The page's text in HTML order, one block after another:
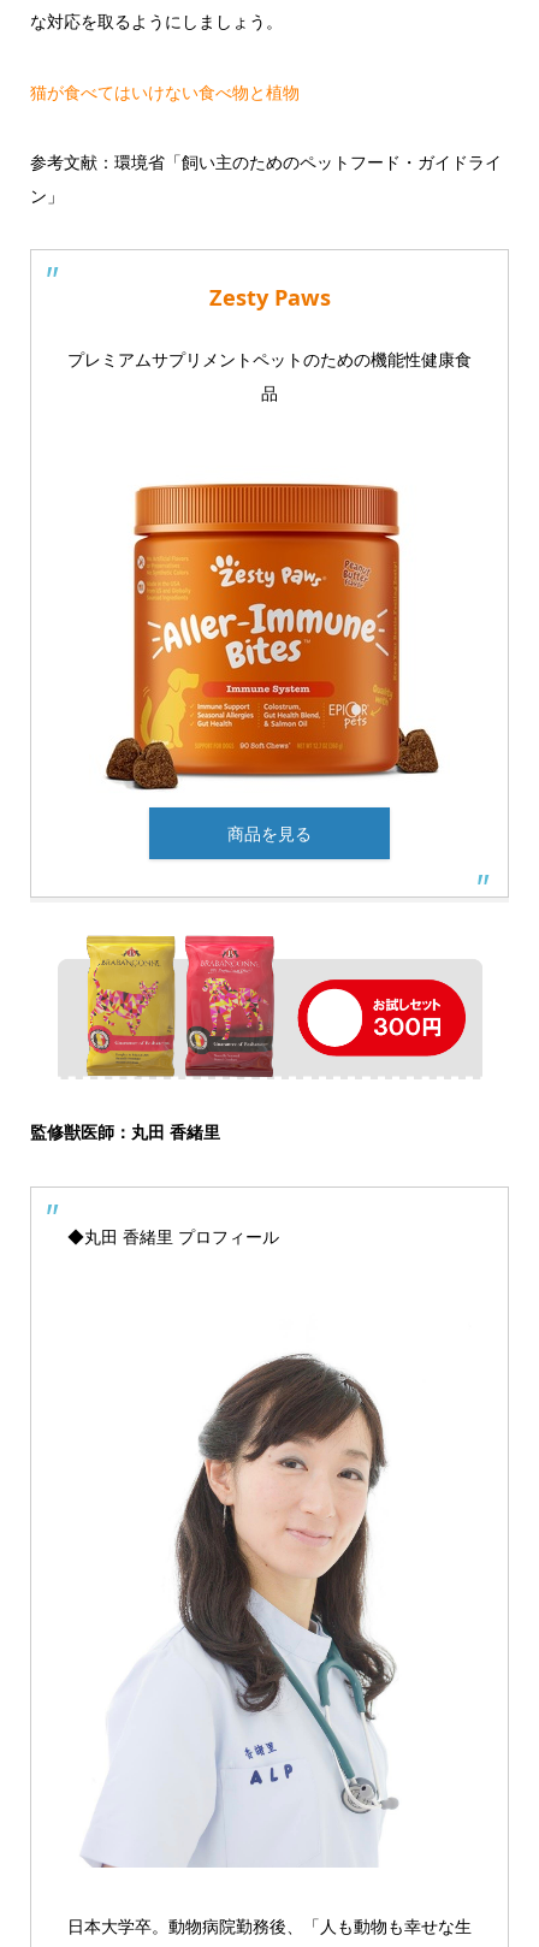
な対応を取るようにしましょう。
猫が食べてはいけない食べ物と植物
参考文献：環境省「飼い主のためのペットフード・ガイドライ
ン」
Zesty Paws
プレミアムサプリメントペットのための機能性健康食
品
商品を見る
監修獣医師：丸田 香緒里
◆丸田 香緒里 プロフィール
日本大学卒。動物病院勤務後、「人も動物も幸せな生